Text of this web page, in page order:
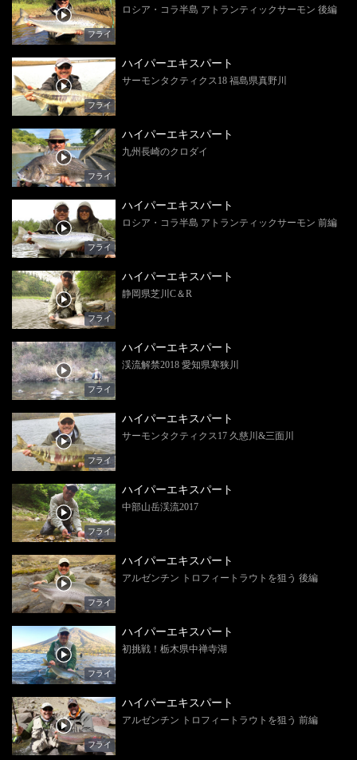
フライ
ロシア・コラ半島 アトランティックサーモン 後編
フライ
ハイパーエキスパート
サーモンタクティクス18 福島県真野川
フライ
ハイパーエキスパート
九州長崎のクロダイ
フライ
ハイパーエキスパート
ロシア・コラ半島 アトランティックサーモン 前編
フライ
ハイパーエキスパート
静岡県芝川C＆R
フライ
ハイパーエキスパート
渓流解禁2018 愛知県寒狭川
フライ
ハイパーエキスパート
サーモンタクティクス17 久慈川&三面川
フライ
ハイパーエキスパート
中部山岳渓流2017
フライ
ハイパーエキスパート
アルゼンチン トロフィートラウトを狙う 後編
フライ
ハイパーエキスパート
初挑戦！栃木県中禅寺湖
フライ
ハイパーエキスパート
アルゼンチン トロフィートラウトを狙う 前編